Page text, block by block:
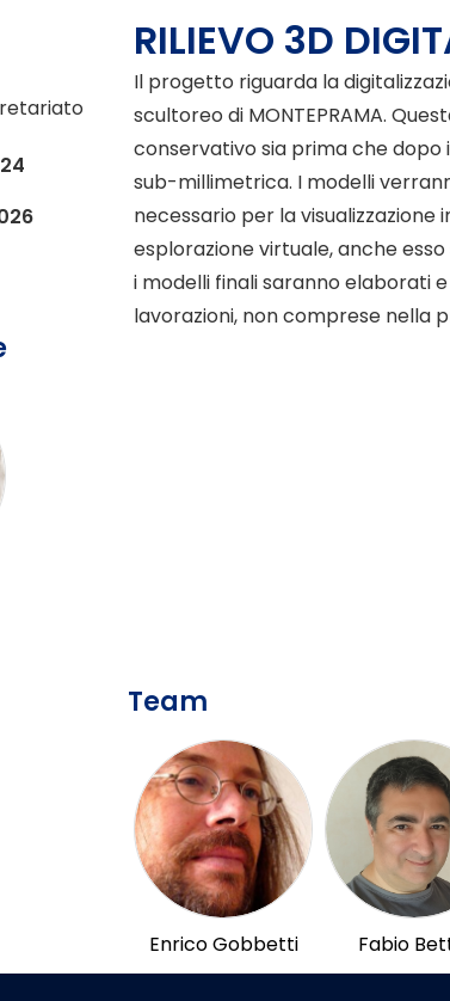
RILIEVO 3D
Il progetto riguarda la
scultoreo di MONTEPRAMA.
conservativo sia prima che dopo
sub-millimetrica. I modelli
necessario per la
esplorazione virtuale, anche
i modelli finali saranno elaborati
lavorazioni, non comprese nella
Team
Enrico Gobbetti Fabio